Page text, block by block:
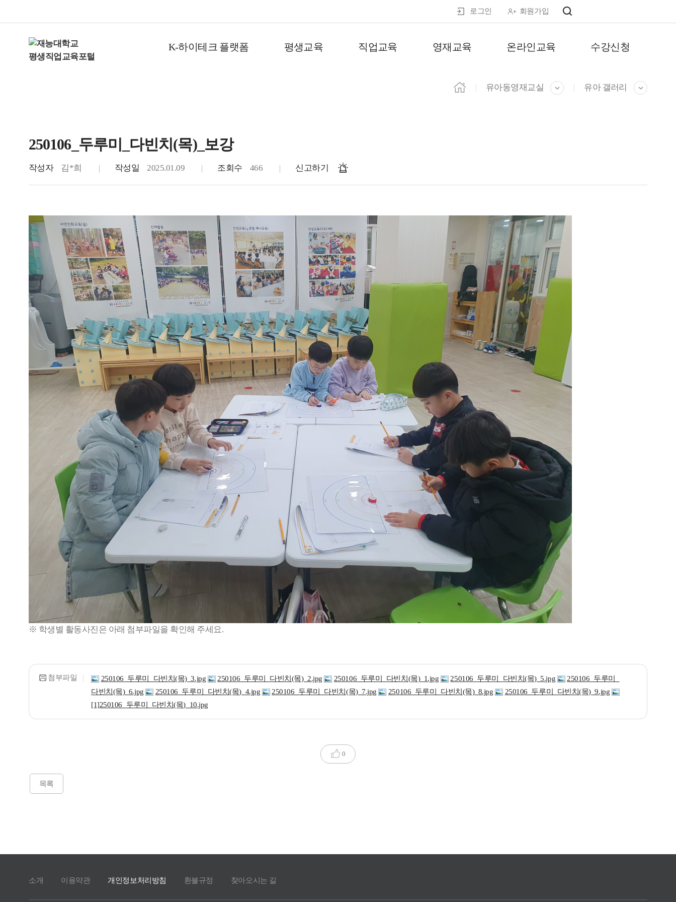
로그인 회원가입
K-하이테크 플랫폼 평생교육 직업교육 영재교육 온라인교육 수강신청
유아동영재교실 유아 갤러리
250106_두루미_다빈치(목)_보강
작성자 김*희 작성일 2025.01.09 조회수 466 신고하기
※ 학생별 활동사진은 아래 첨부파일을 확인해 주세요.
첨부파일 250106_두루미_다빈치(목)_3.jpg 250106_두루미_다빈치(목)_2.jpg 250106_두루미_다빈치(목)_1.jpg 250106_두루미_다빈치(목)_5.jpg
250106_두루미_
다빈치(목)_6.jpg
250106_두루미_다빈치(목)_4.jpg 250106_두루미_다빈치(목)_7.jpg 250106_두루미_다빈치(목)_8.jpg
250106_두루미_다빈치(목)_9.jpg
[1]250106_두루미_다빈치(목)_10.jpg
0
목록
소개 이용약관 개인정보처리방침 환불규정 찾아오시는 길